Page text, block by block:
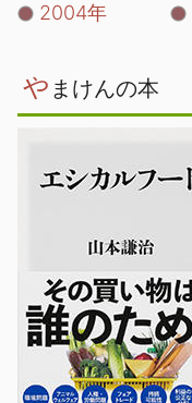
2004年
や まけんの本